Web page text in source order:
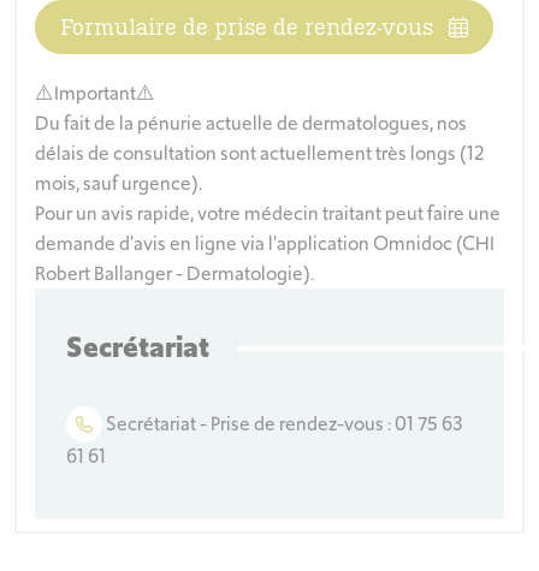
Formulaire de prise de rendez-vous
⚠️Important⚠️
Du fait de la pénurie actuelle de dermatologues, nos
délais de consultation sont actuellement très longs (12
mois, sauf urgence).
Pour un avis rapide, votre médecin traitant peut faire une
demande d'avis en ligne via l'application Omnidoc (CHI
Robert Ballanger - Dermatologie).
Secrétariat
Secrétariat - Prise de rendez-vous : 01 75 63
61 61